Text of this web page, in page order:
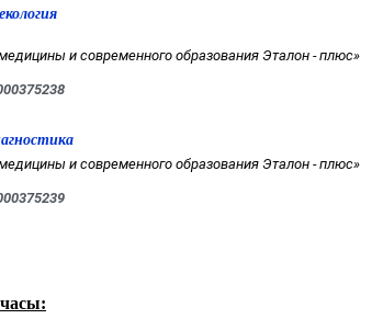
и современного образования Эталон - плюс»
и современного образования Эталон - плюс»